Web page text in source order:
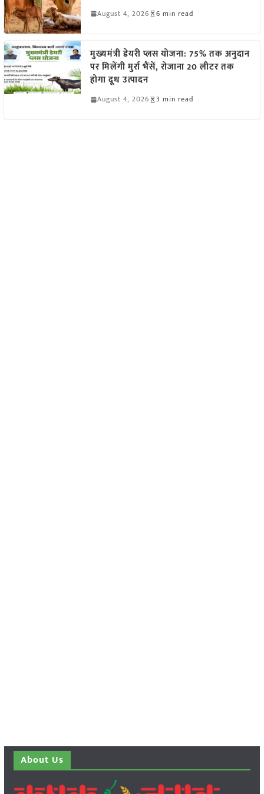
August 4, 2026 6 min read
मुख्यमंत्री डेयरी प्लस योजना: 75% तक अनुदान
पर मिलेंगी मुर्रा भैंसें, रोजाना 20 लीटर तक
होगा दूध उत्पादन
August 4, 2026 3 min read
About Us